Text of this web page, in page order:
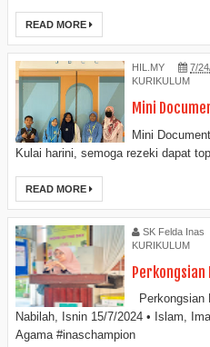
READ MORE
HIL.MY 7/
KURIKULUM
Mini
Mini
Kulai harini, semoga rezeki dapat
READ MORE
SK Felda Inas
KURIKULUM
Perkongsian
Perkongsian
Nabilah, Isnin 15/7/2024 • Islam,
Agama #inaschampion